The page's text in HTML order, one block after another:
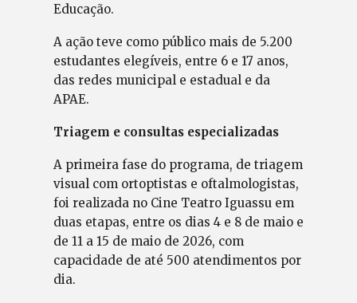
Educação.
A ação teve como público mais de 5.200
estudantes elegíveis, entre 6 e 17 anos,
das redes municipal e estadual e da
APAE.
Triagem e consultas especializadas
A primeira fase do programa, de triagem
visual com ortoptistas e oftalmologistas,
foi realizada no Cine Teatro Iguassu em
duas etapas, entre os dias 4 e 8 de maio e
de 11 a 15 de maio de 2026, com
capacidade de até 500 atendimentos por
dia.